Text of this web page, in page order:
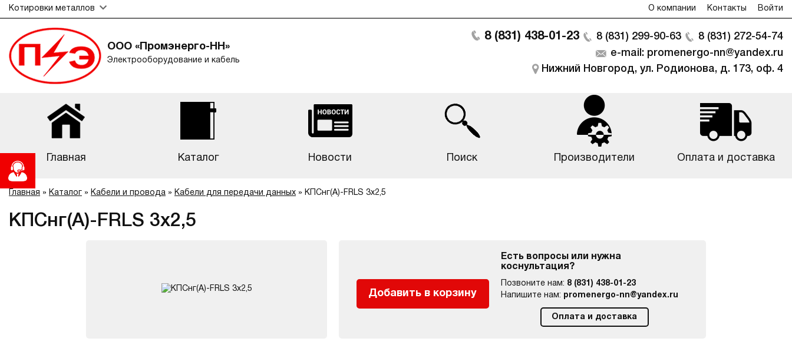
Котировки металлов О компании Контакты Войти
ООО «Промэнерго-НН»
Электрооборудование и кабель
8 (831) 438-01-23 8 (831) 299-90-63
8 (831) 272-54-74
e-mail: promenergo-nn@yandex.ru
Нижний Новгород, ул. Родионова, д. 173, оф. 4
Главная Каталог Новости Поиск Производители Оплата и доставка
Главная » Каталог » Кабели и провода » Кабели для передачи данных » КПСнг(А)-FRLS 3х2,5
КПСнг(А)-FRLS 3х2,5
Добавить в корзину
Есть вопросы или нужна
коснультация?
Позвоните нам: 8 (831) 438-01-23
Напишите нам: promenergo-nn@yandex.ru
Оплата и доставка